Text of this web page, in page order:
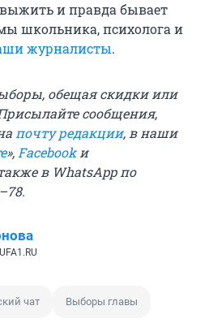
и правда бывает
школьника, психолога и
журналисты.
обещая скидки или
сообщения,
почту редакции, в наши
»,Facebookи
в WhatsApp по
чат Выборы главы